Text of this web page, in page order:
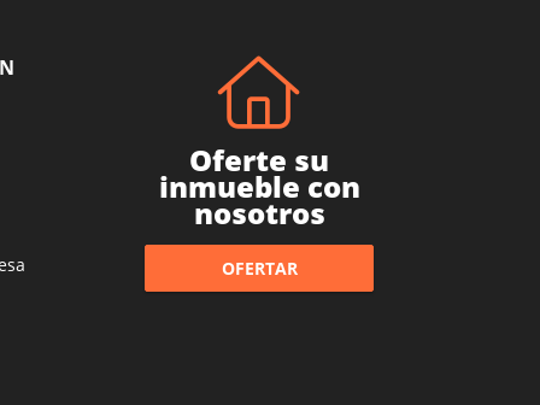
Oferte su
inmueble con
nosotros
OFERTAR